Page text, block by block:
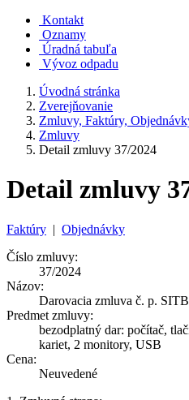
Kontakt
Oznamy
Úradná tabuľa
Vývoz odpadu
Úvodná stránka
Zverejňovanie
Zmluvy, Faktúry,
Zmluvy
Detail zmluvy 37/2024
Detail zmluvy
Faktúry | Objednávky
Číslo zmluvy:
37/2024
Názov:
Darovacia zmluva č. p.
Predmet zmluvy:
bezodplatný dar: počítač,
kariet, 2 monitory, USB
Cena:
Neuvedené